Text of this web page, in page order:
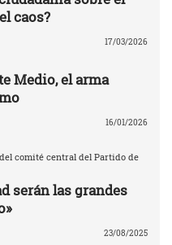
caos?
17/03/2026
Medio, el arma
16/01/2026
comité central del Partido de
serán las grandes
23/08/2025